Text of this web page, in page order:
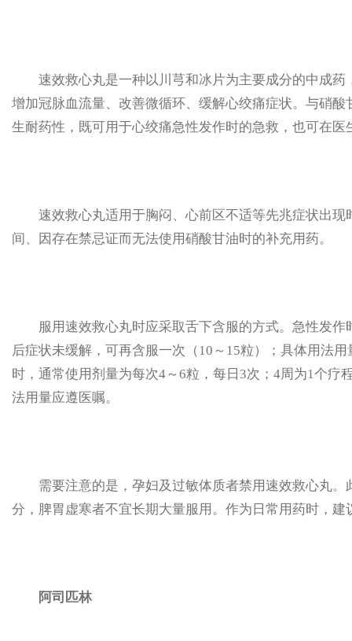
速效救心丸是一种以川芎和冰片为主要成分的中成药
增加冠脉血流量、改善微循环、缓解心绞痛症状。与硝
生耐药性，既可用于心绞痛急性发作时的急救，也可在
速效救心丸适用于胸闷、心前区不适等先兆症状出现
间、因存在禁忌证而无法使用硝酸甘油时的补充用药。
服用速效救心丸时应采取舌下含服的方式。急性发作
后症状未缓解，可再含服一次（10～15粒）；具体用法
时，通常使用剂量为每次4～6粒，每日3次；4周为1个疗
法用量应遵医嘱。
需要注意的是，孕妇及过敏体质者禁用速效救心丸。
分，脾胃虚寒者不宜长期大量服用。作为日常用药时，
阿司匹林